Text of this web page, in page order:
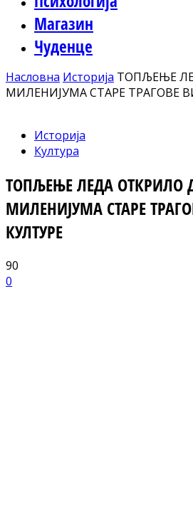
Магазин
Чуденце
Насловна Историја ТОПЉЕЊЕ
МИЛЕНИЈУМА СТАРЕ ТРАГОВЕ
Историја
Култура
ТОПЉЕЊЕ ЛЕДА ОТКРИЛО
МИЛЕНИЈУМА СТАРЕ
КУЛТУРЕ
90
0